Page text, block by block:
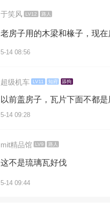
于笑风 LV12 路人
老房子用的木梁和椽子，现
5-14 08:56
超级机车 LV11 知府 舔狗
以前盖房子，瓦片下面不都
5-14 09:28
mit精品馆 LV9 路人
这不是琉璃瓦好伐
5-14 09:44